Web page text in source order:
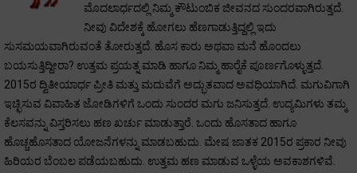
ಮೊದಲಾರ್ಧದಲ್ಲಿ ನಿಮ್ಮ ಕೌಟುಂಬಿಕ ಜೀವನದ ಸುಂದರವಾಗಿರುತ್ತದೆ.
ನೀವು ವಿದೇಶಕ್ಕೆ ಹೋಗಲು ಹೆಣಗಾಡುತ್ತಿದ್ದಲ್ಲಿ ಇದು
ಸುಸಮಯವಾಗಿರುವಂತೆ ತೋರುತ್ತದೆ. ಹೊಸ ಕಾರು ಅಥವಾ ಮನೆ ಹೊಂದಲು
ಬಯಸುತ್ತಿದ್ದೀರಾ? ಉತ್ತಮ ಪ್ರಯತ್ನ ಮಾಡಿ ಹಾಗೂ ನಿಮ್ಮ ಹಾರೈಕೆ ಪೂರ್ಣಗೊಳ್ಳುತ್ತದೆ.
2015ರ ದ್ವಿತೀಯಾರ್ಧ ಪ್ರೀತಿ ಮತ್ತು ಮದುವೆಗೆ ಅದ್ಭುತವಾದ ಅವಧಿಯಾಗಿದೆ. ಮಗುವಿಗಾಗಿ
ಇಚ್ಛಿಸುವ ವಿವಾಹಿತ ಜೋಡಿಗಳಿಗೆ ಒಂದು ಸುಂದರ ಮಗು ಜನಿಸುತ್ತದೆ. ಉದ್ಯಮಿಗಳು ತಮ್ಮ
ಕೆಲಸವನ್ನು ವಿಸ್ತರಿಸಲು ಹಣ ಖರ್ಚು ಮಾಡುತ್ತಾರೆ. ಒಂದು ಹೊಸತಾದ ಹಾಗೂ
ಹೊಚ್ಚಹೊಸತಾದ ಯೋಜನೆಗಳನ್ನು ಮಾಡಬಹುದು. ಮೇಷ ಜಾತಕ 2015ರ ಪ್ರಕಾರ ನೀವು
ಹಿರಿಯರ ಬೆಂಬಲ ಪಡೆಯಬಹುದು. ಉತ್ತಮ ಹಣ ಮಾಡುವ ಒಳ್ಳೆಯ ಅವಕಾಶಗಳಿವೆ.